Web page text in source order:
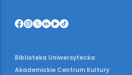
Biblioteka Uniwersytecka
Akademickie Centrum Kultury